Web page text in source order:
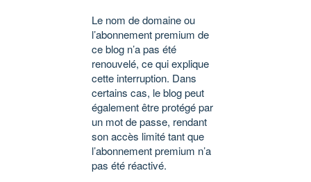
Le nom de domaine ou
l’abonnement premium de
ce blog n’a pas été
renouvelé, ce qui explique
cette interruption. Dans
certains cas, le blog peut
également être protégé par
un mot de passe, rendant
son accès limité tant que
l’abonnement premium n’a
pas été réactivé.